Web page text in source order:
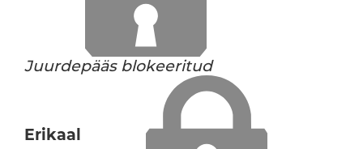
Juurdepääs blokeeritud
Erikaal